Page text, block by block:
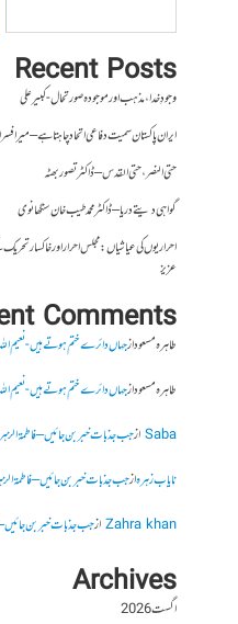
Recent Posts
وجودِ خدا، مذہب اور موجودہ صورتحال- کبیر علی
ایران پاکستان سمیت دفاعی اتحاد چاہتا ہے – میر
حتی النصر ، حتی القدس – ڈاکٹر تصور بھٹہ
گواہی دیتے دریا – ڈاکٹر محمد طیب خان سنگھانوی
احراریوں کی عیاشیاں : مجلس احرار اور خاکسار
عزیز
Comments
طاہرہ مسعودازجہاں دائرے ختم ہوتے ہیں- نعیم
طاہرہ مسعودازجہاں دائرے ختم ہوتے ہیں- نعیم
Sabaازجب جذبات خبر بن جائیں –
نایاب زہرہازجب جذبات خبر بن جائیں –
Zahra khanازجب جذبات خبر بن جائیں
Archives
اگست 2026